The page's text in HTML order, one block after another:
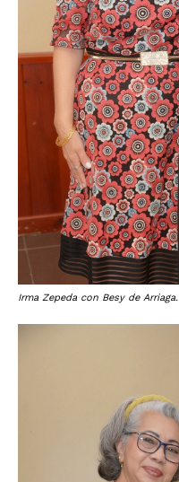
Irma Zepeda con Besy de Arriaga.